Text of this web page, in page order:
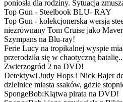
poniosła dla rodziny. Sytuacja
Top Gun - Steelbook BLU- RAY
Top Gun - kolekcjonerska wersja
niezrównany Tom Cruise jako
Szympans na Blu-ray!
Ferie Lucy na tropikalnej wyspie
przerodziła się w chaotyczną
Zwierzogród 2 na DVD!
Detektywi Judy Hops i Nick Bajer
dzielnice miasta ssaków, gdzie
SpongeBob:Klątwa pirata na DVD!